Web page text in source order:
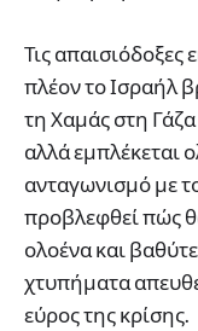
Τις απαισιόδοξες
πλέον το Ισραήλ
τη Χαμάς στη
αλλά εμπλέκεται
ανταγωνισμό με
προβλεφθεί πώς
ολοένα και
χτυπήματα
εύρος της κρίσης.